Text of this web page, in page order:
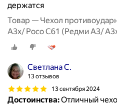
держатся
Товар — Чехол
A3x/ Poco C61 (Редми А3/
защитой камеры, черный
Светлана С.
13 отзывов
13 сентября 2024
Достоинства:Отличный